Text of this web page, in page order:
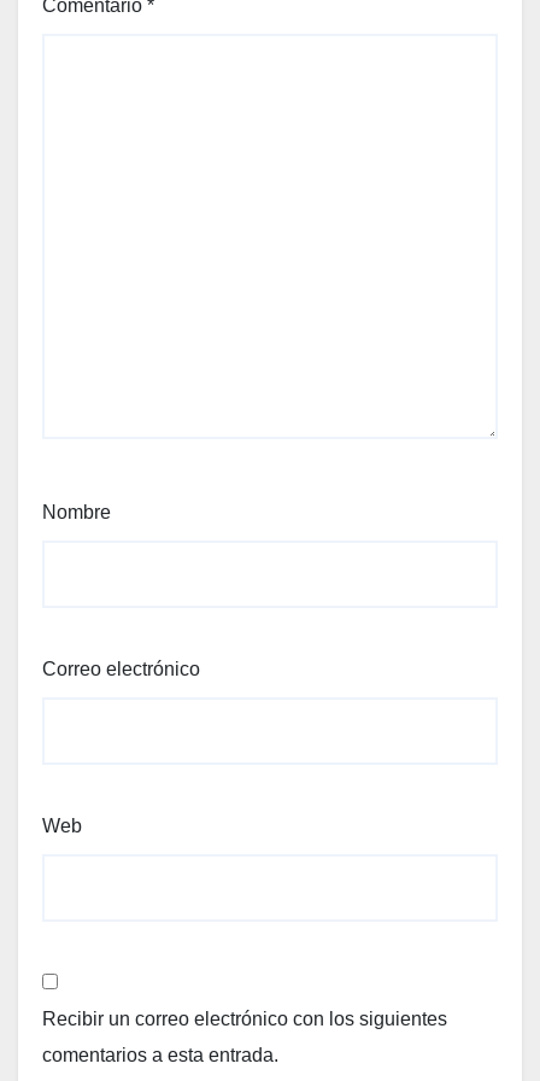
Comentario *
Nombre
Correo electrónico
Web
Recibir un correo electrónico con los siguientes
comentarios a esta entrada.